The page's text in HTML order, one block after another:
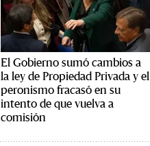
El Gobierno sumó cambios a
la ley de Propiedad Privada y el
peronismo fracasó en su
intento de que vuelva a
comisión